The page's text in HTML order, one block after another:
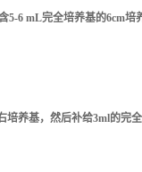
6 mL完全培养基的6cm培
养基，然后补给3ml的